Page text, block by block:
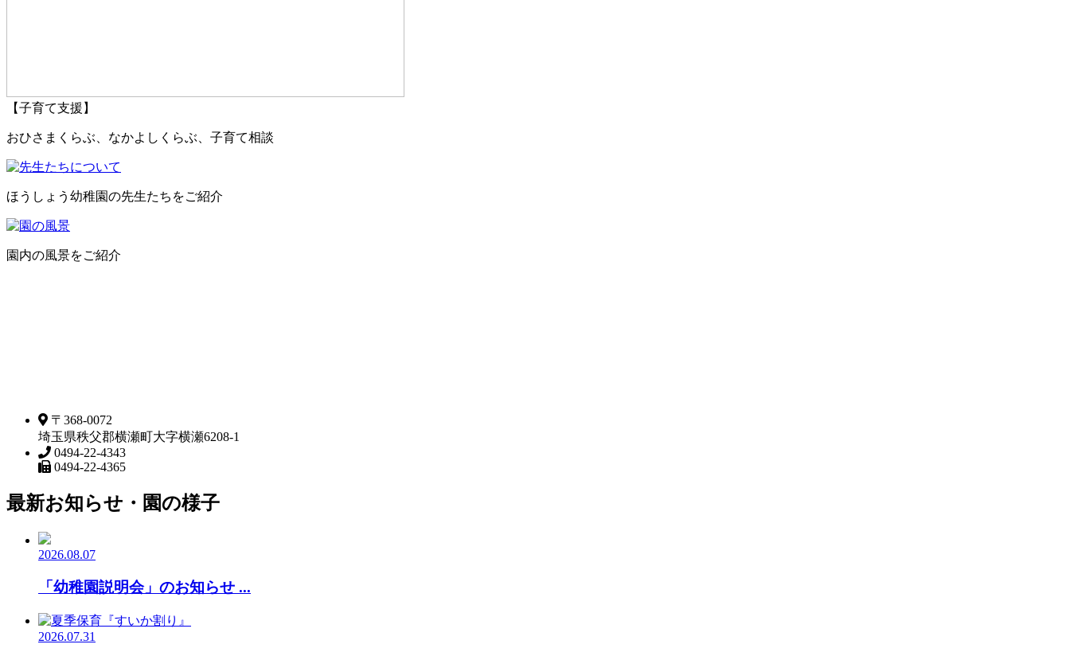
【子育て支援】
おひさまくらぶ、なかよしくらぶ、子育て相談
ほうしょう幼稚園の先生たちをご紹介
園内の風景をご紹介
〒368-0072
埼玉県秩父郡横瀬町大字横瀬6208-1
0494-22-4343
0494-22-4365
最新お知らせ・園の様子
2026.08.07
「幼稚園説明会」のお知らせ ...
2026.07.31